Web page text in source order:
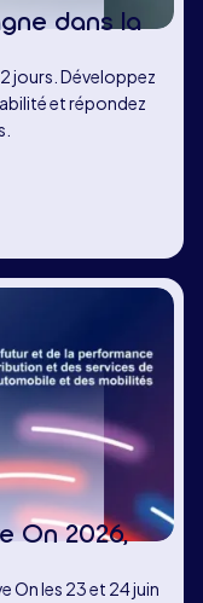
dans la
jours. Développez
et répondez
On 2026,
On les 23 et 24 juin